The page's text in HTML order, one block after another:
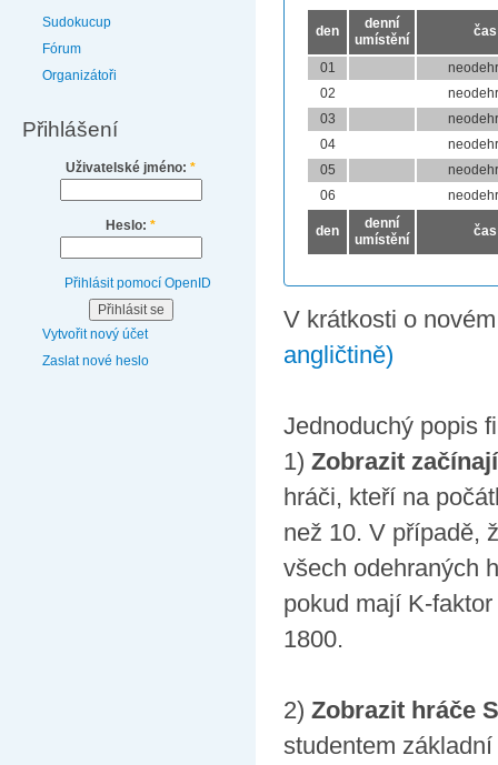
Sudokucup
Fórum
Organizátoři
Přihlášení
Uživatelské jméno: *
Heslo: *
Přihlásit pomocí OpenID
Vytvořit nový účet
Zaslat nové heslo
den
denní
umístění
čas
01
02
03
04
05
06
den
denní
umístění
čas
V krátkosti o
angličtině)
Jednoduchý popis
1) Zobrazit
hráči, kteří na
než 10. V případě,
všech odehraných
pokud mají K-
1800.
2) Zobrazit hráče
studentem